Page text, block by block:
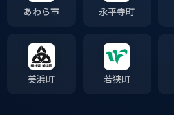
あわら市 永平寺町
美浜町 若狭町